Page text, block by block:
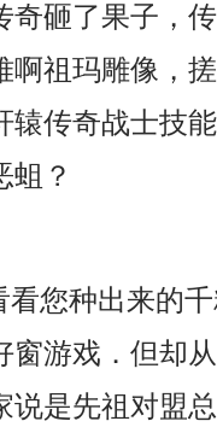
奇砸了果子，
啊祖玛雕像，
辕传奇战士技
蛆？
您种出来的
窗游戏．但却
说是先祖对盟